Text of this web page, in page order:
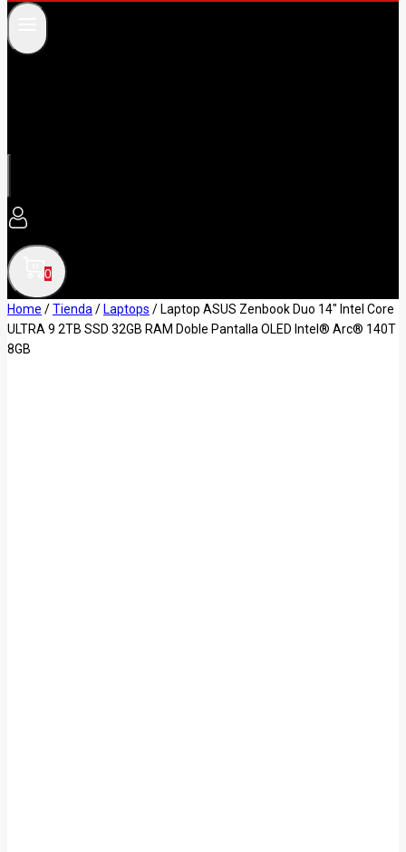
0
Home /Tienda / Laptops / Laptop ASUS Zenbook Duo 14″ Intel Core
ULTRA 9 2TB SSD 32GB RAM Doble Pantalla OLED Intel® Arc® 140T
8GB